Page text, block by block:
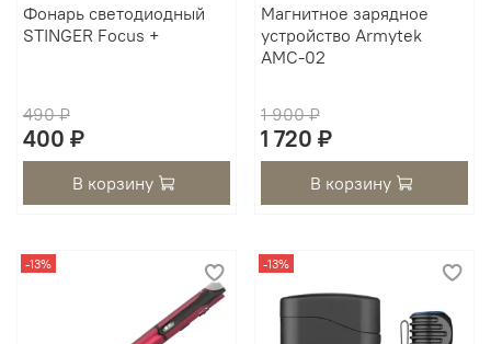
Фонарь светодиодный
STINGER Focus +
490 ₽
400 ₽
В корзину
Магнитное зарядное
устройство Armytek
AMC-02
1 900 ₽
1 720 ₽
В корзину
-13% -13%